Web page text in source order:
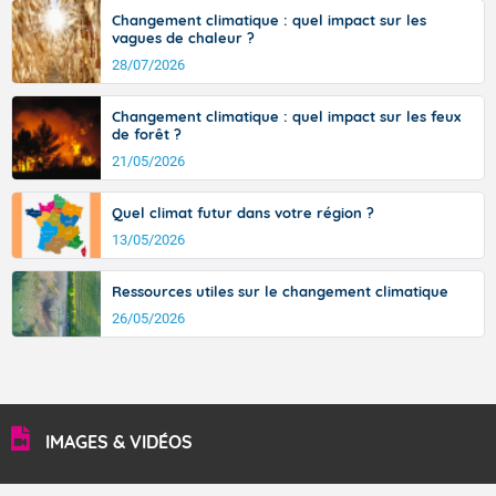
36 à 39 degrés en basse vallée du Rhône, dans
l'intérieur de la Provence.
Fermer
Changement climatique : quel impact sur les
vagues de chaleur ?
28/07/2026
Changement climatique : quel impact sur les feux
de forêt ?
21/05/2026
Quel climat futur dans votre région ?
13/05/2026
Ressources utiles sur le changement climatique
26/05/2026
IMAGES & VIDÉOS